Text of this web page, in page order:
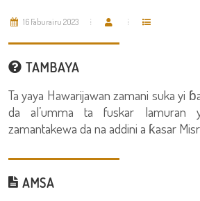
16 Faburairu 2023
TAMBAYA
Ta yaya Hawarijawan zamani suka yi
da al’umma ta fuskar lamuran
zamantakewa da na addini a ƙasar
AMSA